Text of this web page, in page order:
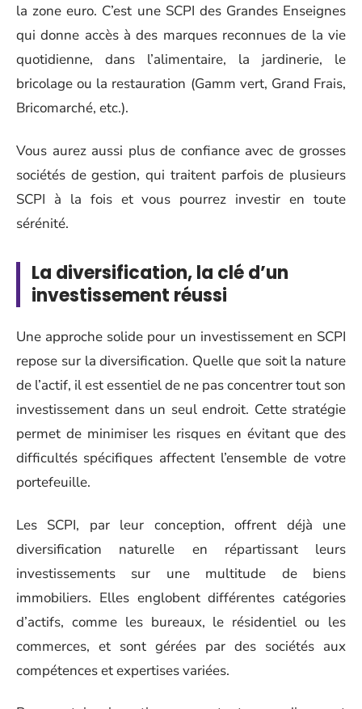
la zone euro. C’est une SCPI des Grandes Enseignes
qui donne accès à des marques reconnues de la vie
quotidienne, dans l’alimentaire, la jardinerie, le
bricolage ou la restauration (Gamm vert, Grand Frais,
Bricomarché, etc.).
Vous aurez aussi plus de confiance avec de grosses
sociétés de gestion, qui traitent parfois de plusieurs
SCPI à la fois et vous pourrez investir en toute
sérénité.
La diversification, la clé d’un
investissement réussi
Une approche solide pour un investissement en SCPI
repose sur la diversification. Quelle que soit la nature
de l’actif, il est essentiel de ne pas concentrer tout son
investissement dans un seul endroit. Cette stratégie
permet de minimiser les risques en évitant que des
difficultés spécifiques affectent l’ensemble de votre
portefeuille.
Les SCPI, par leur conception, offrent déjà une
diversification naturelle en répartissant leurs
investissements sur une multitude de biens
immobiliers. Elles englobent différentes catégories
d’actifs, comme les bureaux, le résidentiel ou les
commerces, et sont gérées par des sociétés aux
compétences et expertises variées.